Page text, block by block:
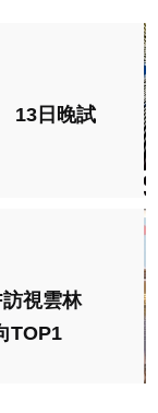
13日晚試
訪視雲林
TOP1